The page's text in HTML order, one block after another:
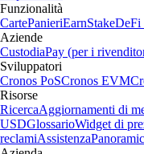
Funzionalità
CartePanieriEarnStakeDeFi
Aziende
CustodiaPay (per i
Sviluppatori
Cronos PoSCronos EVM
Risorse
RicercaAggiornamenti di
USDGlossarioWidget di
reclamiAssistenza